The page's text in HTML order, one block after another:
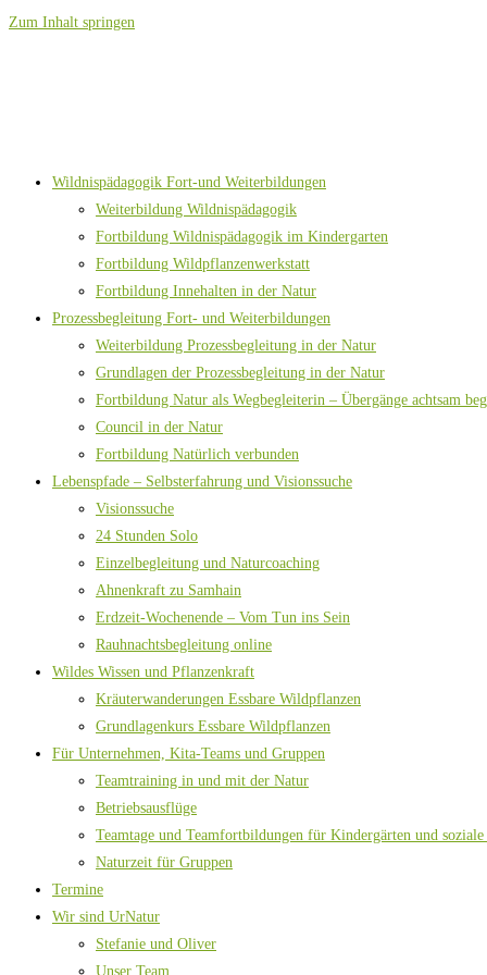
Zum Inhalt springen
Wildnispädagogik Fort-und Weiterbildungen
Weiterbildung Wildnispädagogik
Fortbildung Wildnispädagogik im Kindergarten
Fortbildung Wildpflanzenwerkstatt
Fortbildung Innehalten in der Natur
Prozessbegleitung Fort- und Weiterbildungen
Weiterbildung Prozessbegleitung in der Natur
Grundlagen der Prozessbegleitung in der Natur
Fortbildung Natur als Wegbegleiterin – Übergänge achtsam
Council in der Natur
Fortbildung Natürlich verbunden
Lebenspfade – Selbsterfahrung und Visionssuche
Visionssuche
24 Stunden Solo
Einzelbegleitung und Naturcoaching
Ahnenkraft zu Samhain
Erdzeit-Wochenende – Vom Tun ins Sein
Rauhnachtsbegleitung online
Wildes Wissen und Pflanzenkraft
Kräuterwanderungen Essbare Wildpflanzen
Grundlagenkurs Essbare Wildpflanzen
Für Unternehmen, Kita-Teams und Gruppen
Teamtraining in und mit der Natur
Betriebsausflüge
Teamtage und Teamfortbildungen für Kindergärten und
Naturzeit für Gruppen
Termine
Wir sind UrNatur
Stefanie und Oliver
Unser Team